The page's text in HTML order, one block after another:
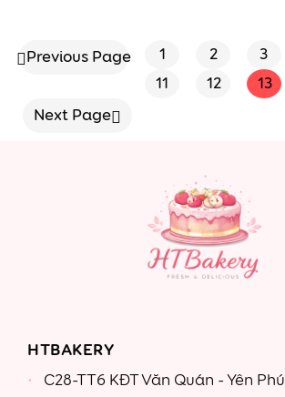
Previous Page 1 2 3
11
12 13
Next Page
HTBAKERY
C28-TT6 KĐT Văn Quán - Yên